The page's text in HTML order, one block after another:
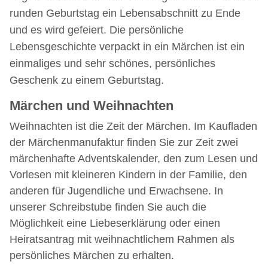
runden Geburtstag ein Lebensabschnitt zu Ende
und es wird gefeiert. Die persönliche
Lebensgeschichte verpackt in ein Märchen ist ein
einmaliges und sehr schönes, persönliches
Geschenk zu einem Geburtstag.
Märchen und Weihnachten
Weihnachten ist die Zeit der Märchen. Im Kaufladen
der Märchenmanufaktur finden Sie zur Zeit zwei
märchenhafte Adventskalender, den zum Lesen und
Vorlesen mit kleineren Kindern in der Familie, den
anderen für Jugendliche und Erwachsene. In
unserer Schreibstube finden Sie auch die
Möglichkeit eine Liebeserklärung oder einen
Heiratsantrag mit weihnachtlichem Rahmen als
persönliches Märchen zu erhalten.